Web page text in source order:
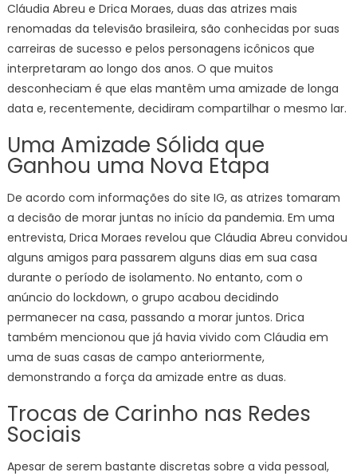
Cláudia Abreu e Drica Moraes, duas das atrizes mais
renomadas da televisão brasileira, são conhecidas por suas
carreiras de sucesso e pelos personagens icônicos que
interpretaram ao longo dos anos. O que muitos
desconheciam é que elas mantêm uma amizade de longa
data e, recentemente, decidiram compartilhar o mesmo lar.
Uma Amizade Sólida que
Ganhou uma Nova Etapa
De acordo com informações do site IG, as atrizes tomaram
a decisão de morar juntas no início da pandemia. Em uma
entrevista, Drica Moraes revelou que Cláudia Abreu convidou
alguns amigos para passarem alguns dias em sua casa
durante o período de isolamento. No entanto, com o
anúncio do lockdown, o grupo acabou decidindo
permanecer na casa, passando a morar juntos. Drica
também mencionou que já havia vivido com Cláudia em
uma de suas casas de campo anteriormente,
demonstrando a força da amizade entre as duas.
Trocas de Carinho nas Redes
Sociais
Apesar de serem bastante discretas sobre a vida pessoal,